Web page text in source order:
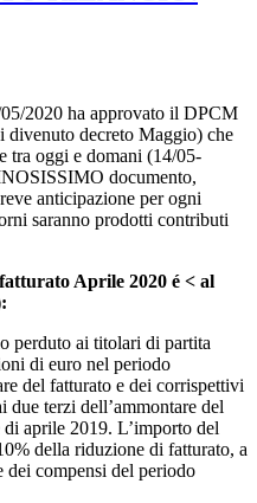
2020 ha approvato il DPCM
decreto Maggio) che
tra oggi e domani (14/05-
documento,
anticipazione per ogni
saranno prodotti contributi
Aprile 2020 é < al
perduto ai titolari di partita
di euro nel periodo
del fatturato e dei corrispettivi
due terzi dell’ammontare del
aprile 2019. L’importo del
della riduzione di fatturato, a
dei compensi del periodo